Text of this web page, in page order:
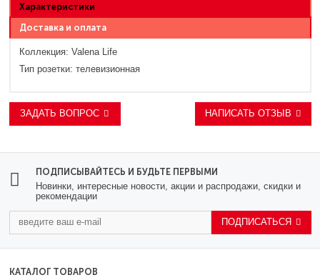
Характеристики
Доставка и оплата
Коллекция: Valena Life
Тип розетки: телевизионная
ЗАДАТЬ ВОПРОС НАПИСАТЬ ОТЗЫВ
ПОДПИСЫВАЙТЕСЬ И БУДЬТЕ ПЕРВЫМИ
Новинки, интересные новости, акции и распродажи, скидки и
рекомендации
ПОДПИСАТЬСЯ
КАТАЛОГ ТОВАРОВ